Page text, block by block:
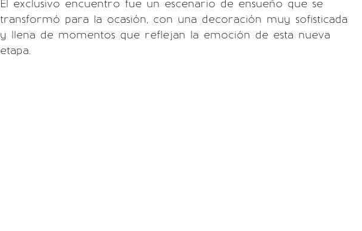
El exclusivo encuentro fue un escenario de ensueño que se
transformó para la ocasión, con una decoración muy sofisticada
y llena de momentos que reflejan la emoción de esta nueva
etapa.